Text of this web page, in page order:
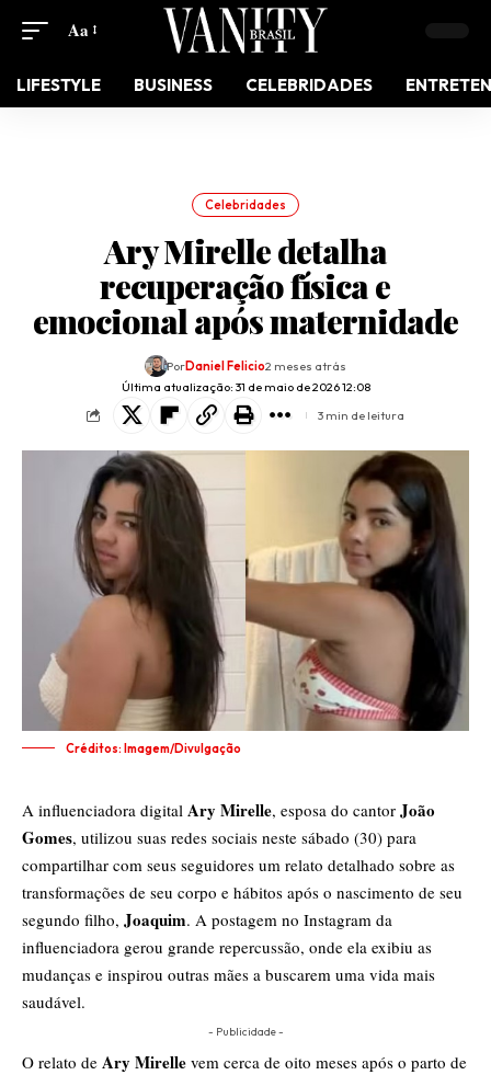
Aa
LIFESTYLE BUSINESS CELEBRIDADES
Celebridades
Ary Mirelle detalha
recuperação física e
emocional após maternidade
Última atualização: 31 de maio de 2026 12:08
PorDaniel Felicio2 meses atrás
3 min de leitura
Créditos: Imagem/Divulgação
A influenciadora digital Ary Mirelle, esposa do cantor João
Gomes, utilizou suas redes sociais neste sábado (30) para
compartilhar com seus seguidores um relato detalhado sobre as
transformações de seu corpo e hábitos após o nascimento de seu
segundo filho, Joaquim. A postagem no Instagram da
influenciadora gerou grande repercussão, onde ela exibiu as
mudanças e inspirou outras mães a buscarem uma vida mais
saudável.
- Publicidade -
O relato de Ary Mirelle vem cerca de oito meses após o parto de